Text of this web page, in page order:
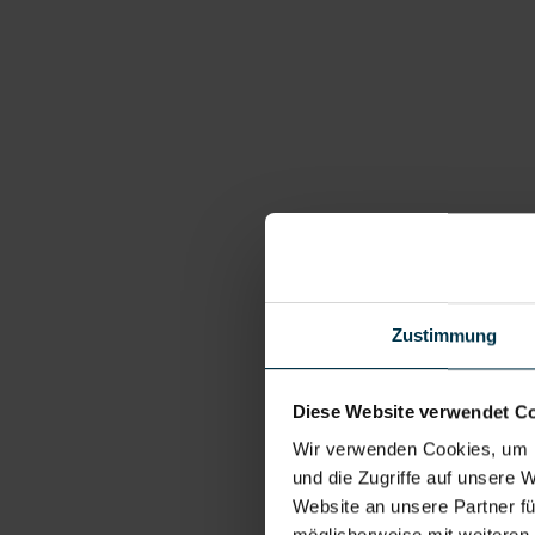
Zustimmung
Diese Website verwendet
Wir verwenden Cookies,
und die Zugriffe auf unsere
Website an unsere Partner